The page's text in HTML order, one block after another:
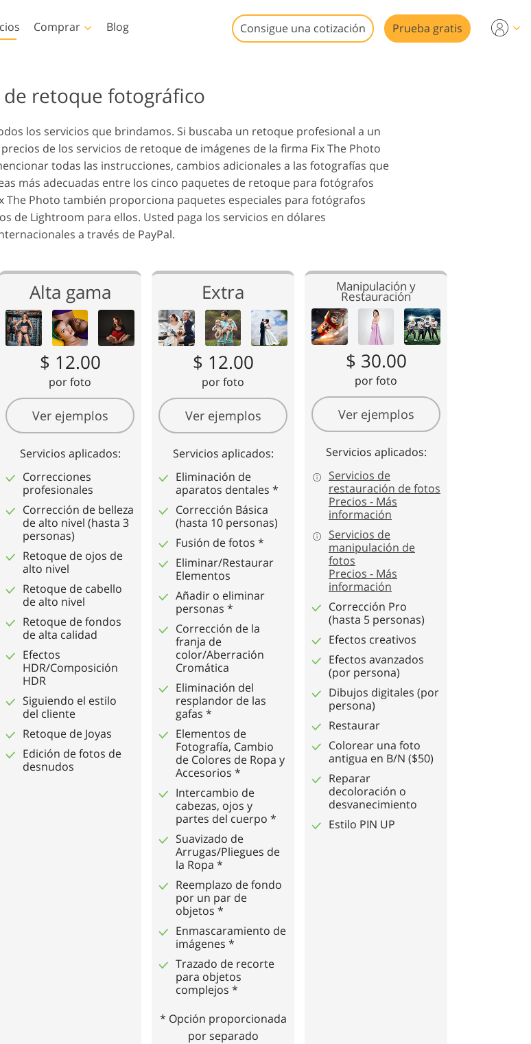
de retoque
de bebés
Servicios de edición de
fotos inmobiliarias
de manipulación
de imágenes
Servicios de restauración
de fotografías
Entrenamiento de
IA
Servicios de edición de
video
Comprar
de marketing
de San Valentín
de boda
de cumpleaños
LUT profesionales
Superposiciones de video
Blog Consigue una cotización Prueba gratis
de retoque fotográfico
los servicios que brindamos. Si buscaba un retoque profesional a un
de los servicios de retoque de imágenes de la firma Fix The Photo
todas las instrucciones, cambios adicionales a las fotografías que
más adecuadas entre los cinco paquetes de retoque para fotógrafos
The Photo también proporciona paquetes especiales para fotógrafos
de Lightroom para ellos. Usted paga los servicios en dólares
a través de PayPal.
Alta gama
$ 12.00
por foto
Ver ejemplos
Servicios aplicados:
Correcciones
profesionales
Corrección de belleza
de alto nivel (hasta 3
personas)
Retoque de ojos de
alto nivel
Retoque de cabello
de alto nivel
Retoque de fondos
de alta calidad
Efectos
HDR/Composición
HDR
Siguiendo el estilo
del cliente
Retoque de Joyas
Edición de fotos de
desnudos
Extra
$ 12.00
por foto
Ver ejemplos
Servicios aplicados:
Eliminación de
aparatos dentales *
Corrección Básica
(hasta 10 personas)
Fusión de fotos *
Eliminar/Restaurar
Elementos
Añadir o eliminar
personas *
Corrección de la
franja de
color/Aberración
Cromática
Eliminación del
resplandor de las
gafas *
Elementos de
Fotografía, Cambio
de Colores de Ropa y
Accesorios *
Intercambio de
cabezas, ojos y
partes del cuerpo *
Suavizado de
Arrugas/Pliegues de
la Ropa *
Reemplazo de fondo
por un par de
objetos *
Enmascaramiento de
imágenes *
Trazado de recorte
para objetos
complejos *
* Opción proporcionada
por separado
Manipulación y
Restauración
$ 30.00
por foto
Ver ejemplos
Servicios aplicados:
Servicios de
restauración de fotos
Precios - Más
información
Servicios de
manipulación de
fotos
Precios - Más
información
Corrección Pro
(hasta 5 personas)
Efectos creativos
Efectos avanzados
(por persona)
Dibujos digitales (por
persona)
Restaurar
Colorear una foto
antigua en B/N ($50)
Reparar
decoloración o
desvanecimiento
Estilo PIN UP